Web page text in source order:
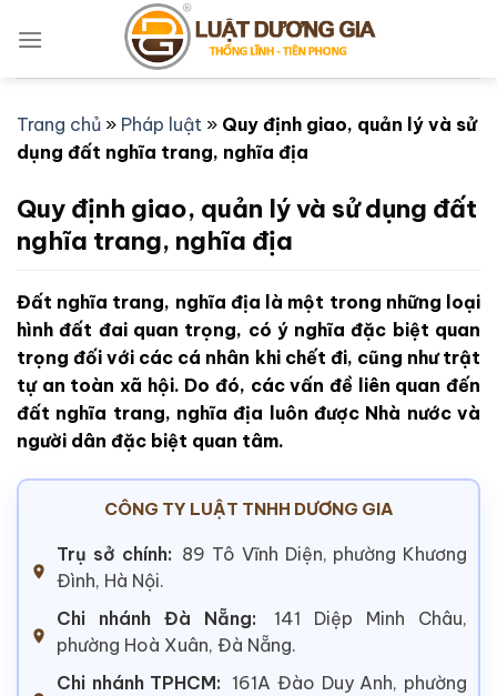
qua
Trang chủ » Pháp luật » Quy định giao, quản lý và sử
dụng đất nghĩa trang, nghĩa địa
Quy định giao, quản lý và sử dụng đất
nghĩa trang, nghĩa địa
Đất nghĩa trang, nghĩa địa là một trong những loại
hình đất đai quan trọng, có ý nghĩa đặc biệt quan
trọng đối với các cá nhân khi chết đi, cũng như trật
tự an toàn xã hội. Do đó, các vấn đề liên quan đến
đất nghĩa trang, nghĩa địa luôn được Nhà nước và
người dân đặc biệt quan tâm.
CÔNG TY LUẬT TNHH DƯƠNG GIA
Trụ sở chính: 89 Tô Vĩnh Diện, phường Khương
Đình, Hà Nội.
Chi nhánh Đà Nẵng:
141 Diệp Minh Châu,
phường Hoà Xuân, Đà Nẵng.
Chi nhánh TPHCM: 161A Đào Duy Anh, phường